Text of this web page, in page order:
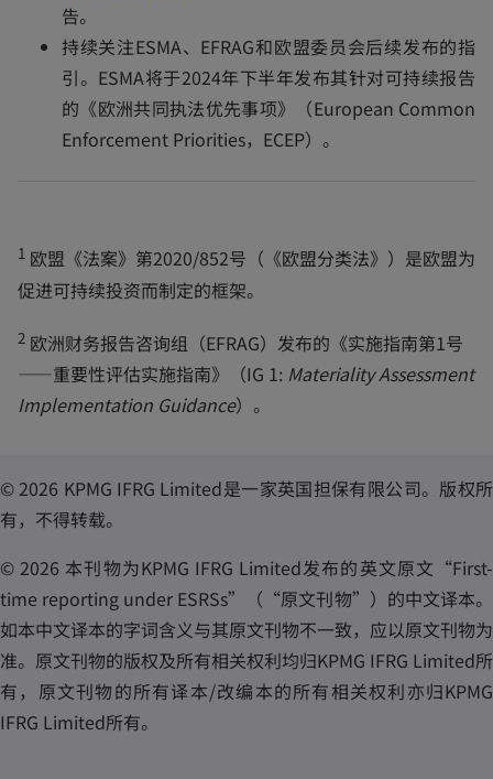
w
t
a
b
e
n
s
i
e
w
a
b
告。
持续关注ESMA、EFRAG和欧盟委员会后续发布的指
引。ESMA将于2024年下半年发布其针对可持续报告
的《欧洲共同执法优先事项》（European Common
Enforcement Priorities，ECEP）。
1 欧盟《法案》第2020/852号（《欧盟分类法》）是欧盟为
促进可持续投资而制定的框架。
2 欧洲财务报告咨询组（EFRAG）发布的《实施指南第1号
——重要性评估实施指南》（IG 1: Materiality Assessment
Implementation Guidance）。
© 2026 KPMG IFRG Limited是一家英国担保有限公司。版权所
有，不得转载。
© 2026 本刊物为KPMG IFRG Limited发布的英文原文“First-
time reporting under ESRSs”（“原文刊物”）的中文译本。
如本中文译本的字词含义与其原文刊物不一致，应以原文刊物为
准。原文刊物的版权及所有相关权利均归KPMG IFRG Limited所
有，原文刊物的所有译本/改编本的所有相关权利亦归KPMG
IFRG Limited所有。